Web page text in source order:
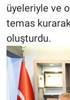
üyeleriyle ve
temas
oluşturdu.